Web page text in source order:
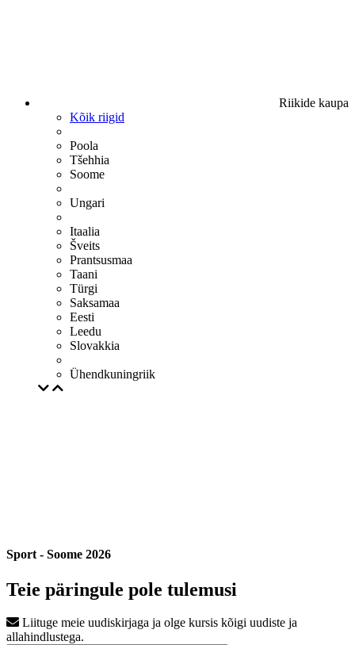
Riikide kaupa
Kõik riigid
Poola
Tšehhia
Soome
Ungari
Itaalia
Šveits
Prantsusmaa
Taani
Türgi
Saksamaa
Eesti
Leedu
Slovakkia
Ühendkuningriik
Sport - Soome 2026
Teie päringule pole tulemusi
Liituge meie uudiskirjaga ja olge kursis kõigi uudiste ja
allahindlustega.